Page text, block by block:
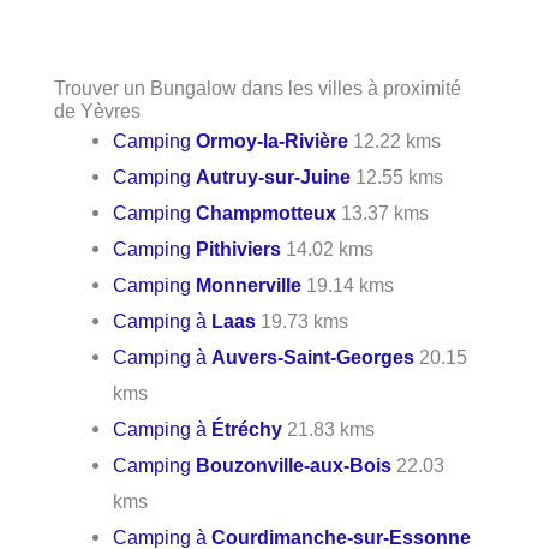
Trouver un Bungalow dans les villes à proximité
de Yèvres
CampingOrmoy-la-Rivière 12.22 kms
CampingAutruy-sur-Juine 12.55 kms
CampingChampmotteux 13.37 kms
Camping Pithiviers 14.02 kms
Camping Monnerville 19.14 kms
Camping à Laas 19.73 kms
Camping àAuvers-Saint-Georges 20.15
kms
Camping à Étréchy 21.83 kms
Camping Bouzonville-aux-Bois 22.03
kms
Camping àCourdimanche-sur-Essonne